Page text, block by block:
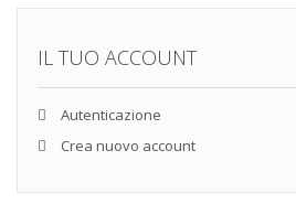
IL TUO ACCOUNT
Autenticazione
Crea nuovo account